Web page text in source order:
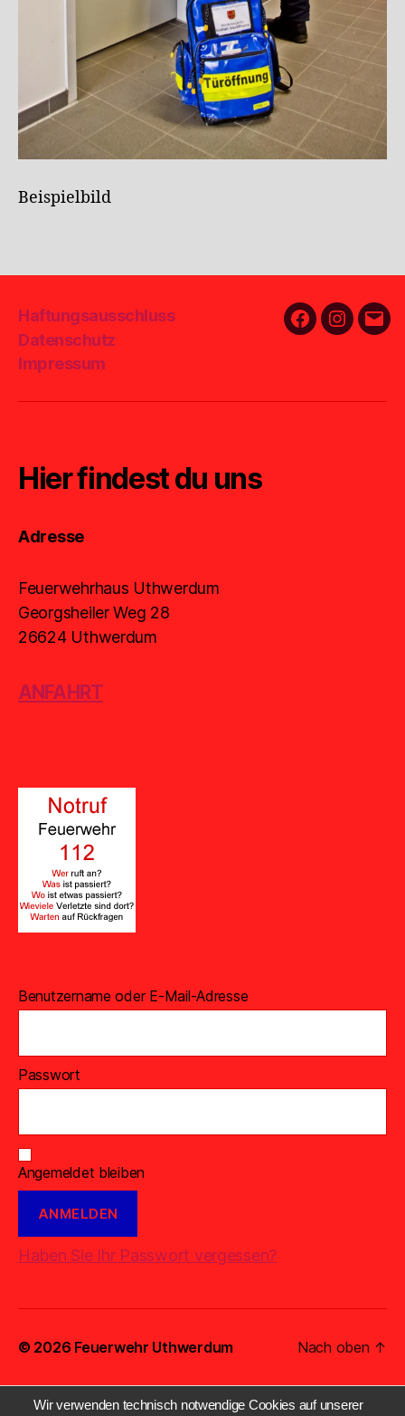
Beispielbild
Haftungsausschluss
Datenschutz
Impressum
FacebookE-
Hier findest du uns
Adresse
Feuerwehrhaus Uthwerdum
Georgsheiler Weg 28
26624 Uthwerdum
ANFAHRT
Benutzername oder E-Mail-Adresse
Passwort
Angemeldet bleiben
Haben Sie Ihr Passwort vergessen?
© 2026 Feuerwehr Uthwerdum Nach oben ↑
Wir verwenden technisch notwendige Cookies auf unserer